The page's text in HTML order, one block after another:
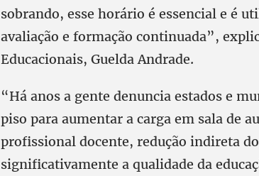
sobrando, esse horário é essencial e é
avaliação e formação continuada”,
Educacionais, Guelda Andrade.
“Há anos a gente denuncia estados e
piso para aumentar a carga em sala de
profissional docente, redução indireta
significativamente a qualidade da